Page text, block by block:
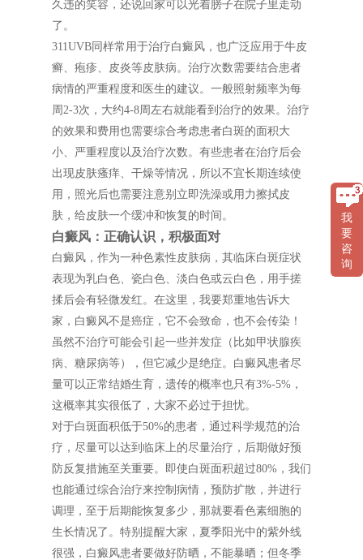
久违的笑容，还说回家可以光着膀子在院子里走动
了。
311UVB同样常用于治疗白癜风，也广泛应用于牛皮
癣、疱疹、皮炎等皮肤病。治疗次数需要结合患者
病情的严重程度和医生的建议。一般照射频率为每
周2-3次，大约4-8周左右就能看到治疗的效果。治疗
的效果和费用也需要综合考虑患者白斑的面积大
小、严重程度以及治疗次数。有些患者在治疗后会
出现皮肤瘙痒、干燥等情况，所以不宜长期连续使
用，照光后也需要注意别立即洗澡或用力擦拭皮
肤，给皮肤一个缓冲和恢复的时间。
白癜风：正确认识，积极面对
白癜风，作为一种色素性皮肤病，其临床白斑症状
表现为乳白色、瓷白色、淡白色或云白色，用手搓
揉后会有轻微发红。在这里，我要郑重地告诉大
家，白癜风不是癌症，它不会致命，也不会传染！
虽然不治疗可能会引起一些并发症（比如甲状腺疾
病、糖尿病等），但它减少是绝症。白癜风患者尽
量可以正常结婚生育，遗传的概率也只有3%-5%，
这概率其实很低了，大家不必过于担忧。
对于白斑面积低于50%的患者，通过科学规范的治
疗，尽量可以达到临床上的尽量治疗，后期做好预
防反复措施至关重要。即使白斑面积超过80%，我们
也能通过综合治疗来控制病情，预防扩散，并进行
调理，至于后期能恢复多少，那就要看色素细胞的
生长情况了。特别提醒大家，夏季阳光中的紫外线
很强，白癜风患者要做好防晒，不能暴晒；但冬季
我
要
咨
询